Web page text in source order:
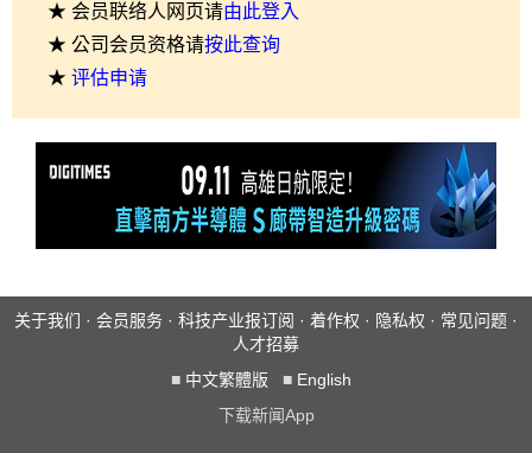
★ 会员联络人网页请由此登入
★ 公司会员资格请按此查询
★ 评估申请
关于我们 · 会员服务 · 科技产业报订阅 · 着作权 · 隐私权 · 常见问题 ·
人才招募
■ 中文繁體版 ■ English
下载新闻App